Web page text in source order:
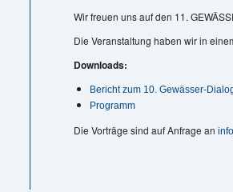
Wir freuen uns auf den 11.
Die Veranstaltung haben wir in
Downloads:
Bericht zum 10. Gewässer-
Programm
Die Vorträge sind auf Anfrage an